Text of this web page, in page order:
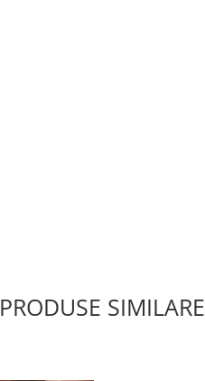
PRODUSE SIMILARE